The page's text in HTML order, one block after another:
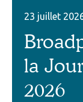
23 juillet
la
2026